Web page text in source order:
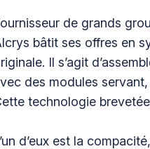
de grands
bâtit ses offres en
Il s’agit
des modules
technologie
d’eux est la